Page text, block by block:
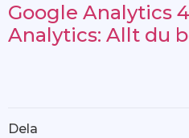
Google Analytics
Analytics: Allt du
Dela